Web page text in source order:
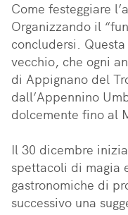
Come festeggiare
Organizzando il
concludersi.
vecchio, che ogni
di Appignano del
dall’Appennino
dolcemente fino al
Il 30 dicembre
spettacoli di magia
gastronomiche di
successivo una